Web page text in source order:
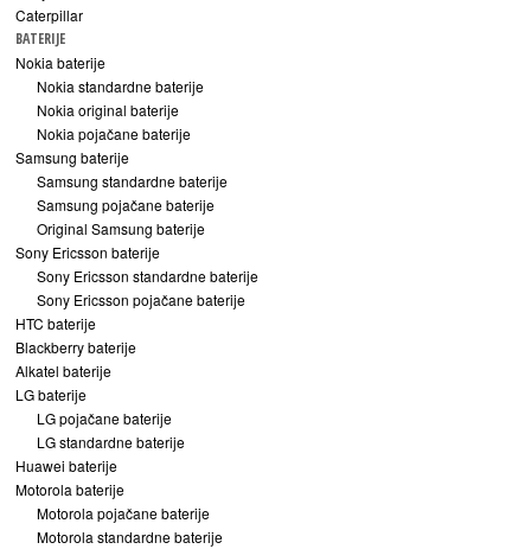
Caterpillar
BATERIJE
Nokia baterije
Nokia standardne baterije
Nokia original baterije
Nokia pojačane baterije
Samsung baterije
Samsung standardne baterije
Samsung pojačane baterije
Original Samsung baterije
Sony Ericsson baterije
Sony Ericsson standardne baterije
Sony Ericsson pojačane baterije
HTC baterije
Blackberry baterije
Alkatel baterije
LG baterije
LG pojačane baterije
LG standardne baterije
Huawei baterije
Motorola baterije
Motorola pojačane baterije
Motorola standardne baterije